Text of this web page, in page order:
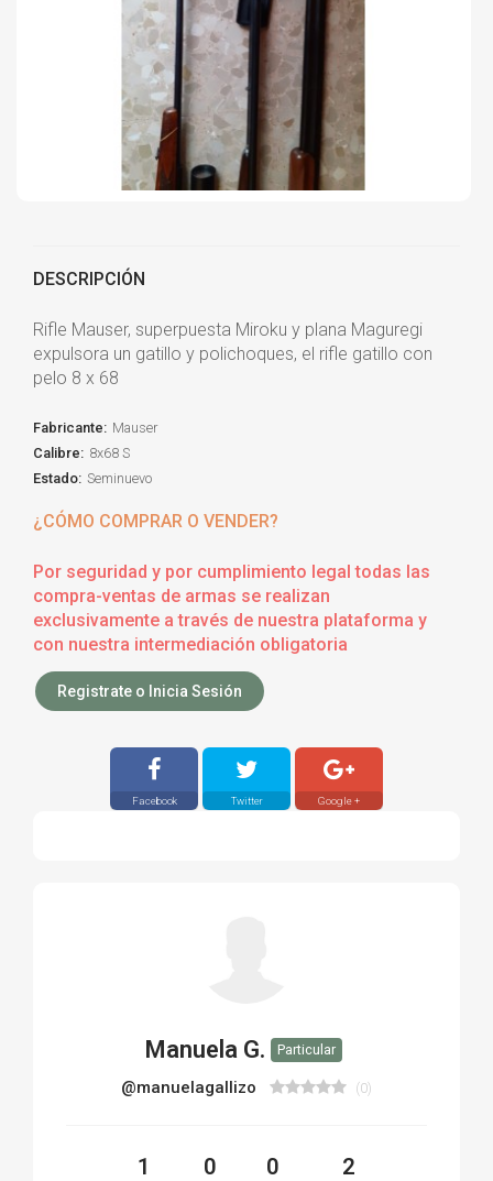
DESCRIPCIÓN
Rifle Mauser, superpuesta Miroku y plana Maguregi
expulsora un gatillo y polichoques, el rifle gatillo con
pelo 8 x 68
Fabricante: Mauser
Calibre: 8x68 S
Estado: Seminuevo
¿CÓMO COMPRAR O VENDER?
Por seguridad y por cumplimiento legal todas las
compra-ventas de armas se realizan
exclusivamente a través de nuestra plataforma y
con nuestra intermediación obligatoria
Registrate o Inicia Sesión
Facebook Twitter Google +
Manuela G. Particular
@manuelagallizo (0)
1 0 0 2